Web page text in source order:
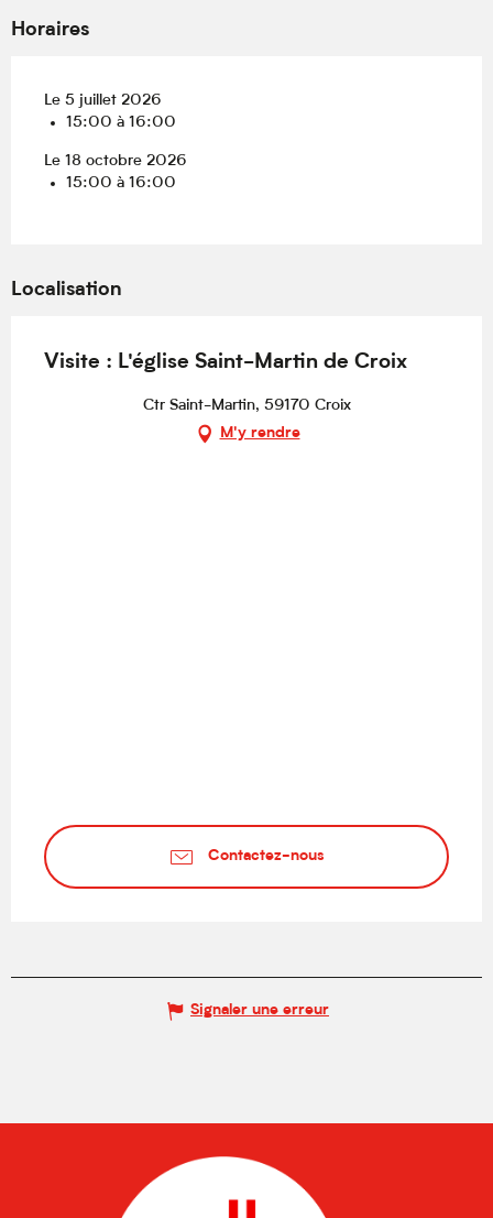
Horaires
Le 5 juillet 2026
15:00 à 16:00
Le 18 octobre 2026
15:00 à 16:00
Localisation
Visite : L'église Saint-Martin de Croix
Ctr Saint-Martin, 59170 Croix
M'y rendre
Contactez-nous
Signaler une erreur